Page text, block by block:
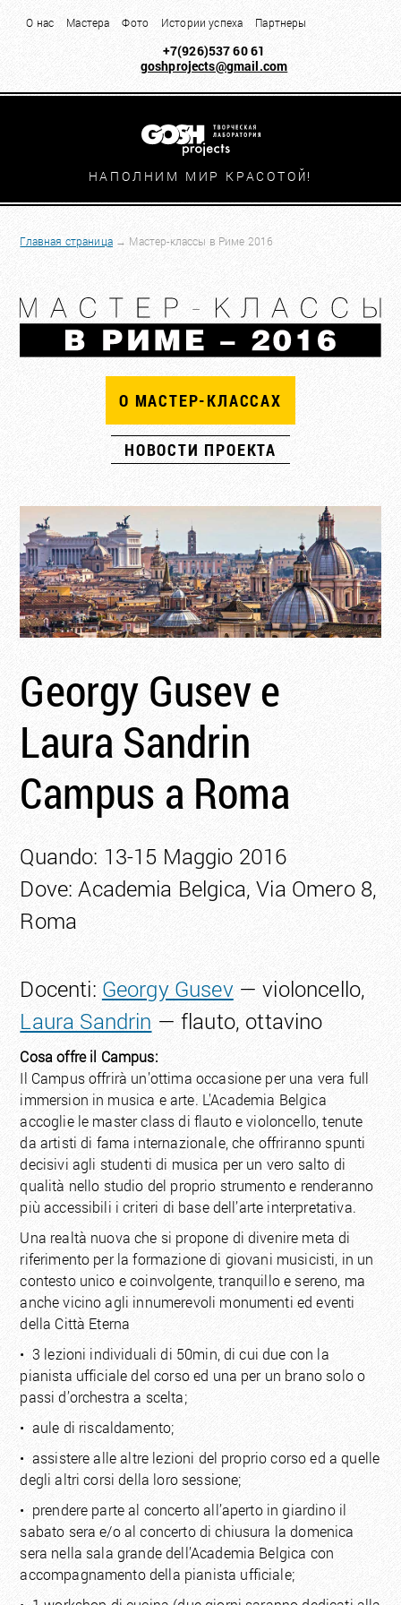
О нас Мастера Фото Истории успеха Партнеры
+7(926)537 60 61
goshprojects@gmail.com
НАПОЛНИМ МИР КРАСОТО Й!
Главная страница→ Мастер-классы в Риме 2016
О МАСТЕР-КЛАССАХ
НОВОСТИ ПРОЕКТА
Georgy Gusev e
Laura Sandrin
Campus a Roma
Quando: 13-15 Maggio 2016
Dove: Academia Belgica, Via Omero 8,
Roma
Docenti: Georgy Gusev— violoncello,
Laura Sandrin — flauto, ottavino
Cosa offre il Campus:
Il Campus offrirà un’ottima occasione per una vera full
immersion in musica e arte. L'Academia Belgica
accoglie le master class di flauto e violoncello, tenute
da artisti di fama internazionale, che offriranno spunti
decisivi agli studenti di musica per un vero salto di
qualità nello studio del proprio strumento e renderanno
più accessibili i criteri di base dell’arte interpretativa.
Una realtà nuova che si propone di divenire meta di
riferimento per la formazione di giovani musicisti, in un
contesto unico e coinvolgente, tranquillo e sereno, ma
anche vicino agli innumerevoli monumenti ed eventi
della Città Eterna
• 3 lezioni individuali di 50min, di cui due con la
pianista ufficiale del corso ed una per un brano solo o
passi d’orchestra a scelta;
• aule di riscaldamento;
• assistere alle altre lezioni del proprio corso ed a quelle
degli altri corsi della loro sessione;
• prendere parte al concerto all’aperto in giardino il
sabato sera e/o al concerto di chiusura la domenica
sera nella sala grande dell’Academia Belgica con
accompagnamento della pianista ufficiale;